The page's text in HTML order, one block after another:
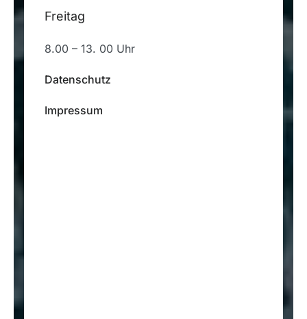
Freitag
8.00 – 13. 00 Uhr
Datenschutz
Impressum